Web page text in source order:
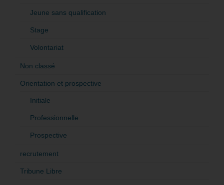
Jeune sans qualification
Stage
Volontariat
Non classé
Orientation et prospective
Initiale
Professionnelle
Prospective
recrutement
Tribune Libre